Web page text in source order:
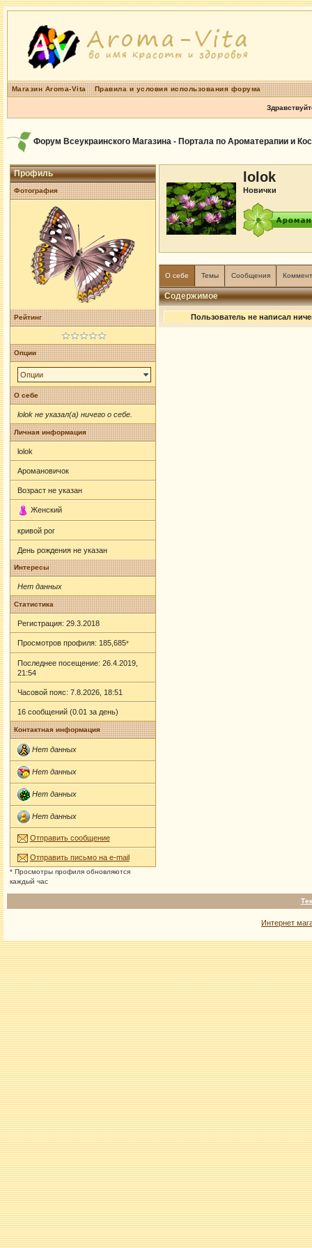
Магазин Aroma-Vita Правила и условия использования форума
Форум Всеукраинского Магазина - Портала по Ароматерапии и
Профиль
Фотография
Рейтинг
Опции
Опции
О себе
lolok не указал(а) ничего о себе.
Личная информация
lolok
Аромановичок
Возраст не указан
Женский
кривой рог
День рождения не указан
Интересы
Нет данных
Статистика
Регистрация: 29.3.2018
Просмотров профиля: 185,685*
Последнее посещение: 26.4.2019,
21:54
Часовой пояс: 7.8.2026, 18:51
16 сообщений (0.01 за день)
Контактная информация
Нет данных
Нет данных
Нет данных
Нет данных
Отправить сообщение
Отправить письмо на e-mail
* Просмотры профиля обновляются
каждый час
lolok
Новички
О себе Темы Сообщения
Содержимое
Пользователь не написал
Интернет